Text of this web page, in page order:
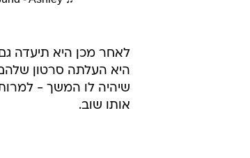
לאחר מכן היא תיעדה
היא העלתה סרטון
שיהיה לו המשך -
אותו שוב.